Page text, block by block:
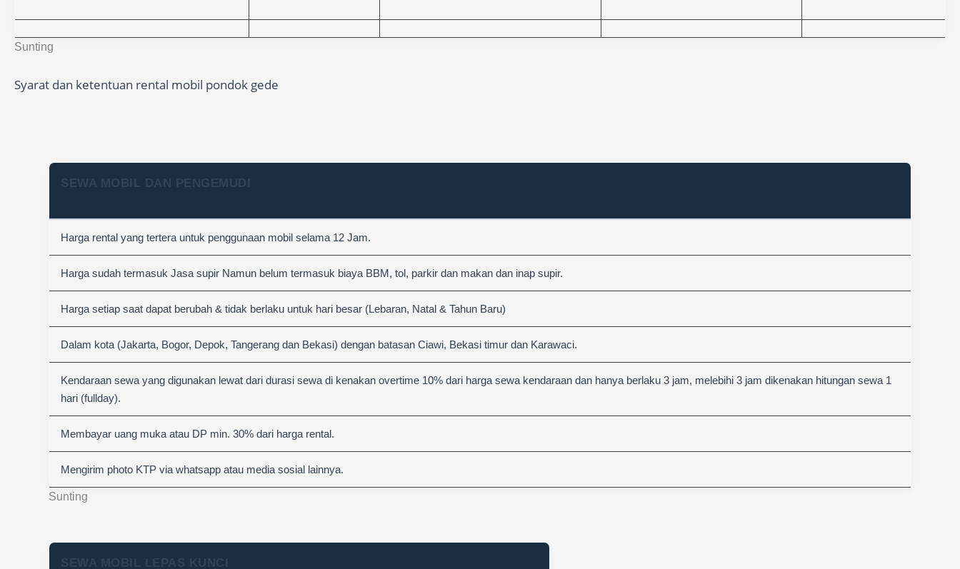
Sunting
Syarat dan ketentuan rental mobil pondok gede
Sunting
SEWA MOBIL DAN PENGEMUDI
Harga rental yang tertera untuk penggunaan mobil selama 12 Jam.
Harga sudah termasuk Jasa supir Namun belum termasuk biaya BBM, tol, parkir dan makan dan inap supir.
Harga setiap saat dapat berubah & tidak berlaku untuk hari besar (Lebaran, Natal & Tahun Baru)
Dalam kota (Jakarta, Bogor, Depok, Tangerang dan Bekasi) dengan batasan Ciawi, Bekasi timur dan Karawaci.
Kendaraan sewa yang digunakan lewat dari durasi sewa di kenakan overtime 10% dari harga sewa kendaraan dan hanya berlaku 3 jam, melebihi 3 jam dikenakan hitungan sewa 1
hari (fullday).
Membayar uang muka atau DP min. 30% dari harga rental.
Mengirim photo KTP via whatsapp atau media sosial lainnya.
SEWA MOBIL LEPAS KUNCI